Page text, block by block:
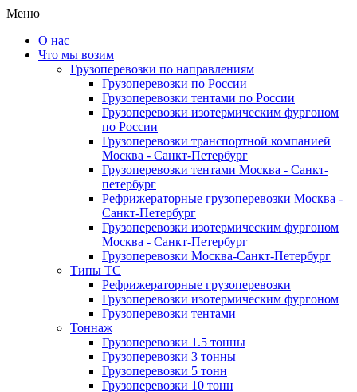
Меню
О нас
Что мы возим
Грузоперевозки по направлениям
Грузоперевозки по России
Грузоперевозки тентами по России
Грузоперевозки изотермическим фургоном
по России
Грузоперевозки транспортной компанией
Москва - Санкт-Петербург
Грузоперевозки тентами Москва - Санкт-
петербург
Рефрижераторные грузоперевозки Москва -
Санкт-Петербург
Грузоперевозки изотермическим фургоном
Москва - Санкт-Петербург
Грузоперевозки Москва-Санкт-Петербург
Типы ТС
Рефрижераторные грузоперевозки
Грузоперевозки изотермическим фургоном
Грузоперевозки тентами
Тоннаж
Грузоперевозки 1.5 тонны
Грузоперевозки 3 тонны
Грузоперевозки 5 тонн
Грузоперевозки 10 тонн